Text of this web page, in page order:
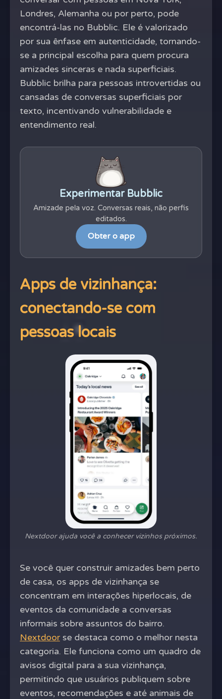
Londres, Alemanha ou por perto, pode
encontrá-las no Bubblic. Ele é valorizado
por sua ênfase em autenticidade, tornando-
se a principal escolha para quem procura
amizades sinceras e nada superficiais.
Bubblic brilha para pessoas introvertidas ou
cansadas de conversas superficiais por
texto, incentivando vulnerabilidade e
entendimento real.
Experimentar Bubblic
Amizade pela voz. Conversas reais, não perfis
editados.
Obter o app
Apps de vizinhança:
conectando-se com
pessoas locais
Nextdoor ajuda você a conhecer vizinhos próximos.
Se você quer construir amizades bem perto
de casa, os apps de vizinhança se
concentram em interações hiperlocais, de
eventos da comunidade a conversas
informais sobre assuntos do bairro.
Nextdoorse destaca como o melhor nesta
categoria. Ele funciona como um quadro de
avisos digital para a sua vizinhança,
permitindo que usuários publiquem sobre
eventos, recomendações e até animais de